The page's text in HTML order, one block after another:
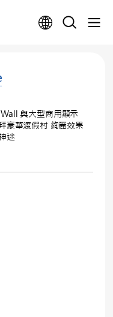
與大型商用顯示
豪華渡假村 絢麗效果
迷